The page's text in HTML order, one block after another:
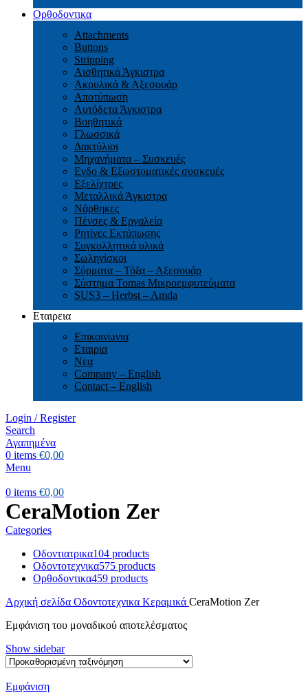
Ορθοδοντικα
Attachments
Buttons
Stripping
Αισθητικά Άγκιστρα
Ακρυλικά & Αξεσουάρ
Αποτύπωση
Αυτόδετα Άγκιστρα
Βοηθητικά
Γλωσσικά
Δακτύλιοι
Μηχανήματα – Συσκευές
Ενδο & Εξωστοματικές συσκευές
Εξελίχτρες
Μεταλλικά Άγκιστρα
Νάρθηκες
Πένσες & Εργαλεία
Ρητίνες Εκτύπωσης
Συγκολλητικά υλικά
Σωληνίσκοι
Σύρματα – Τόξα – Αξεσουάρ
Σύστημα Tomas Μικροεμφυτεύματα
SUS3 – Herbst – Amda
Εταιρεια
Επικοινωνια
Εταιρια
Νεα
Company – English
Contact – English
Login / Register
Search
Αγαπημένα
0 items €0,00
Menu
0 items €0,00
CeraMotion Zer
Categories
Οδοντιατρικα104 products
Οδοντοτεχνικα575 products
Ορθοδοντικα459 products
Αρχική σελίδα Οδοντοτεχνικα Κεραμικά CeraMotion Zer
Εμφάνιση του μοναδικού αποτελέσματος
Show sidebar
Εμφάνιση